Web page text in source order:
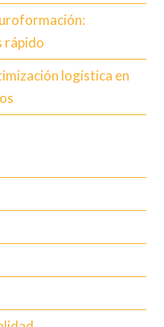
rápido
logística en